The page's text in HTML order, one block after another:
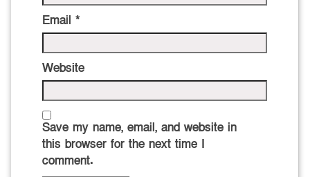
Email *
Website
Save my name, email, and website in
this browser for the next time I
comment.